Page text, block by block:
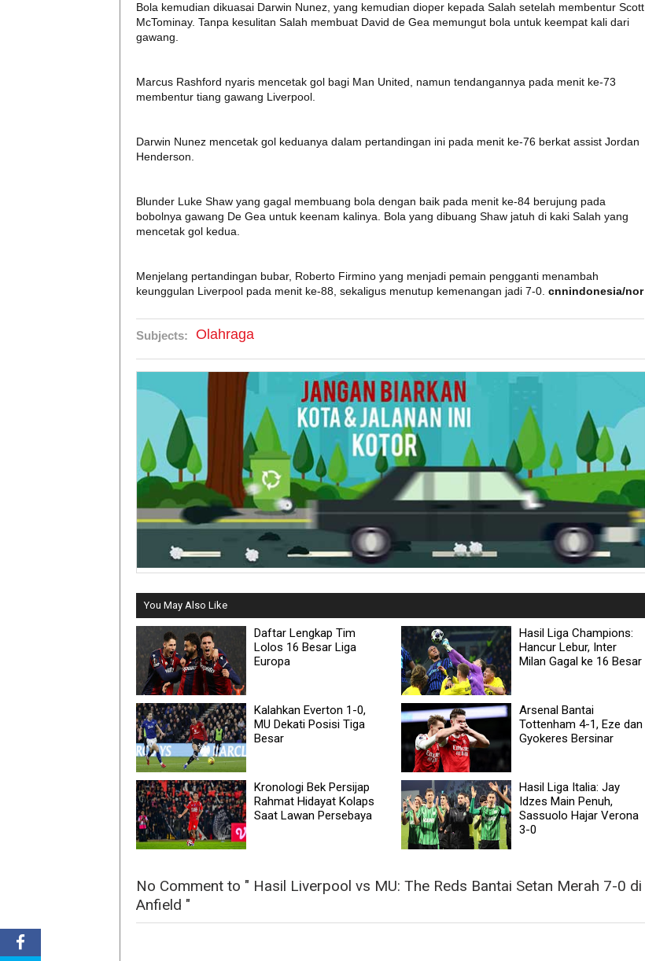
Bola kemudian dikuasai Darwin Nunez, yang kemudian dioper kepada Salah setelah membentur Scott
McTominay. Tanpa kesulitan Salah membuat David de Gea memungut bola untuk keempat kali dari
gawang.
Marcus Rashford nyaris mencetak gol bagi Man United, namun tendangannya pada menit ke-73
membentur tiang gawang Liverpool.
Darwin Nunez mencetak gol keduanya dalam pertandingan ini pada menit ke-76 berkat assist Jordan
Henderson.
Blunder Luke Shaw yang gagal membuang bola dengan baik pada menit ke-84 berujung pada
bobolnya gawang De Gea untuk keenam kalinya. Bola yang dibuang Shaw jatuh di kaki Salah yang
mencetak gol kedua.
Menjelang pertandingan bubar, Roberto Firmino yang menjadi pemain pengganti menambah
keunggulan Liverpool pada menit ke-88, sekaligus menutup kemenangan jadi 7-0. cnnindonesia/nor
Subjects: Olahraga
You May Also Like
Daftar Lengkap Tim
Lolos 16 Besar Liga
Europa
Hasil Liga Champions:
Hancur Lebur, Inter
Milan Gagal ke 16 Besar
Kalahkan Everton 1-0,
MU Dekati Posisi Tiga
Besar
Arsenal Bantai
Tottenham 4-1, Eze dan
Gyokeres Bersinar
Kronologi Bek Persijap
Rahmat Hidayat Kolaps
Saat Lawan Persebaya
Hasil Liga Italia: Jay
Idzes Main Penuh,
Sassuolo Hajar Verona
3-0
No Comment to " Hasil Liverpool vs MU: The Reds Bantai Setan Merah 7-0 di
Anfield "